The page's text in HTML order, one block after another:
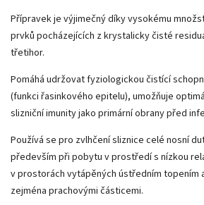
Přípravek je výjimečný díky vysokému
prvků pocházejících z krystalicky čisté
třetihor.
Pomáhá udržovat fyziologickou čistící
(funkci řasinkového epitelu), umožňuje
slizniční imunity jako primární obrany před
Používá se pro zvlhčení sliznice celé nosní
především při pobytu v prostředí s nízkou
v prostorách vytápěných ústředním topením
zejména prachovými částicemi.